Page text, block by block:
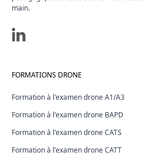
main.
FORMATIONS DRONE
Formation à l'examen drone A1/A3
Formation à l'examen drone BAPD
Formation à l'examen drone CATS
Formation à l'examen drone CATT